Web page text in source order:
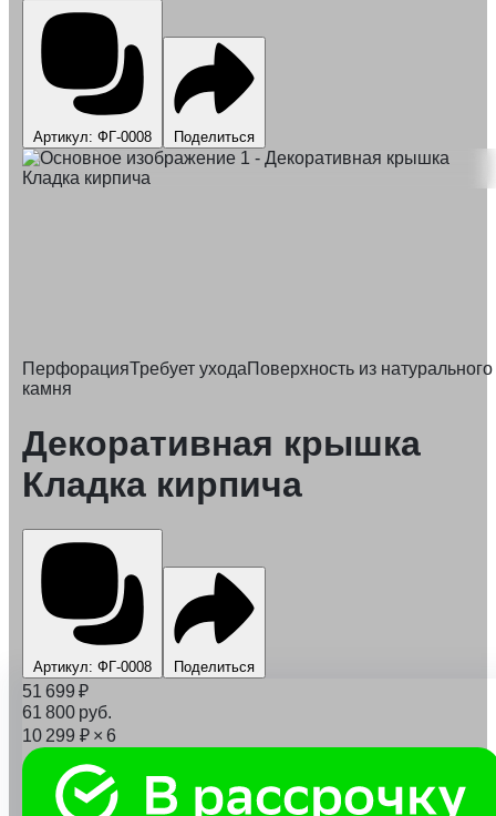
Артикул: ФГ-0008 Поделиться
ПерфорацияТребует уходаПоверхность из натурального
камня
Декоративная крышка
Кладка кирпича
Артикул: ФГ-0008 Поделиться
51 699 ₽
61 800 руб.
10 299 ₽ × 6